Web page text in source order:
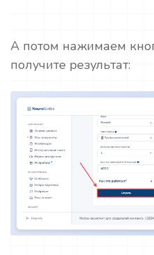
А потом нажимаем
получите результат: